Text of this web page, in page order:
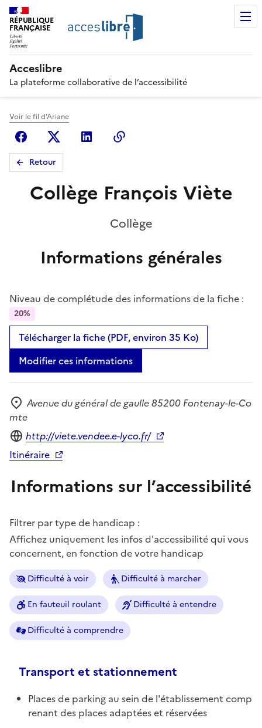
RÉPUBLIQUE
FRANÇAISE
Acceslibre
La plateforme collaborative de l’accessibilité
Voir le fil d'Ariane
FacebookX (anciennement Twitter)
Linkedin
Retour
Collège François Viète
Collège
Informations générales
Niveau de complétude des informations de la fiche :
20%
Télécharger la fiche (PDF, environ 35 Ko)
Modifier ces informations
Adresse
Avenue du général de gaulle 85200 Fontenay-le-Co
mte
Site internet
http://viete.vendee.e-lyco.fr/
Itinéraire
Informations sur l’accessibilité
Filtrer par type de handicap :
Affichez uniquement les infos d'accessibilité qui vous
concernent, en fonction de votre handicap
Difficulté à voir Difficulté à marcher
En fauteuil roulant Difficulté à entendre
Difficulté à comprendre
Transport et stationnement
Places de parking au sein de l'établissement comp
renant des places adaptées et réservées